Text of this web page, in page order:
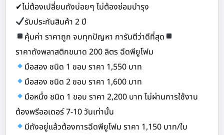
✔ไม่ต้องเปลี่ยนถังบ่อยๆ ไม่ต้องซ่อมบำรุง
รับประกันสินค้า 2 ปี
คุ้มค่า ราคาถูก จบทุกปัญหา การันตีว่าดีที่สุด
ราคาถังพลาสติกขนาด 200 ลิตร ฉีดพียูโฟม
มือสอง ชนิด 1 ขอบ ราคา 1,550 บาท
มือสอง ชนิด 2 ขอบ ราคา 1,600 บาท
มือหนึ่ง ชนิด 1 ขอบ ราคา 2,200 บาท ไม่ผ่านการใช้งาน
ต้องพรีออเดอร์ 7-10 วันเท่านั้น
มีถังอยู่แล้วต้องการฉีดพียูโฟม ราคา 1,150 บาท/ใบ